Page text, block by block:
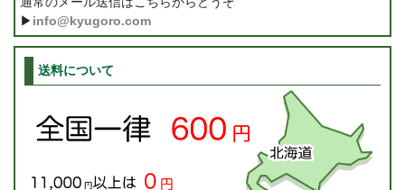
▶ info@kyugoro.com
送料について